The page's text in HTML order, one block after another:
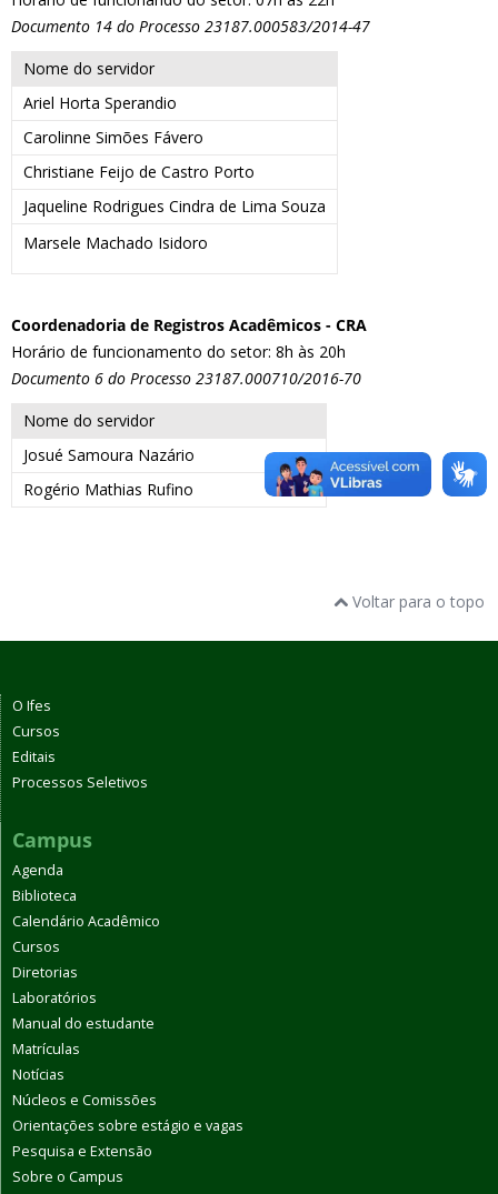
Documento 14 do Processo 23187.000583/2014-47
Nome do servidor
Ariel Horta Sperandio
Carolinne Simões Fávero
Christiane Feijo de Castro Porto
Jaqueline Rodrigues Cindra de Lima Souza
Marsele Machado Isidoro
Coordenadoria de Registros Acadêmicos - CRA
Horário de funcionamento do setor: 8h às 20h
Documento 6 do Processo 23187.000710/2016-70
Nome do servidor
Josué Samoura Nazário
Rogério Mathias Rufino
Voltar para o topo
O Ifes
Cursos
Editais
Processos Seletivos
Campus
Agenda
Biblioteca
Calendário Acadêmico
Cursos
Diretorias
Laboratórios
Manual do estudante
Matrículas
Notícias
Núcleos e Comissões
Orientações sobre estágio e vagas
Pesquisa e Extensão
Sobre o Campus